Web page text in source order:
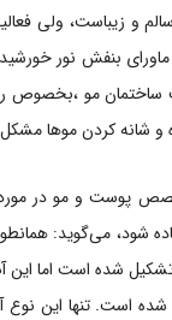
و زیباست، ولی
بنفش نور خورشید
مو ،بخصوص
و شانه کردن موها
پوست و مو در
شده است اما این
شده است. تنها این